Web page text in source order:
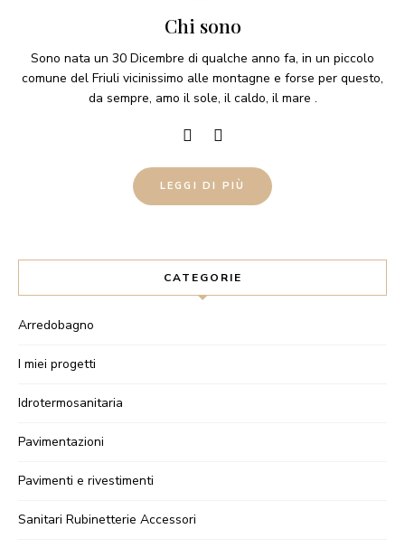
Chi sono
Sono nata un 30 Dicembre di qualche anno fa, in un piccolo
comune del Friuli vicinissimo alle montagne e forse per questo,
da sempre, amo il sole, il caldo, il mare .
LEGGI DI PIÙ
CATEGORIE
Arredobagno
I miei progetti
Idrotermosanitaria
Pavimentazioni
Pavimenti e rivestimenti
Sanitari Rubinetterie Accessori